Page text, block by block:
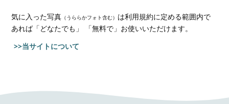
気に入った写真 （うららかフォト含む） は利用規約に定める範囲内で
あれば「どなたでも」 「無料で」お使いいただけます。
>>当サイトについて